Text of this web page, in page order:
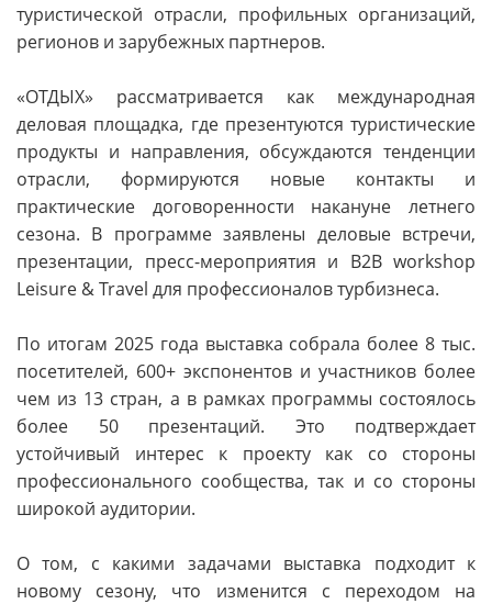
туристической отрасли, профильных организаций,
регионов и зарубежных партнеров.
«ОТДЫХ» рассматривается как международная
деловая площадка, где презентуются туристические
продукты и направления, обсуждаются тенденции
отрасли, формируются новые контакты и
практические договоренности накануне летнего
сезона. В программе заявлены деловые встречи,
презентации, пресс-мероприятия и B2B workshop
Leisure & Travel для профессионалов турбизнеса.
По итогам 2025 года выставка собрала более 8 тыс.
посетителей, 600+ экспонентов и участников более
чем из 13 стран, а в рамках программы состоялось
более 50 презентаций. Это подтверждает
устойчивый интерес к проекту как со стороны
профессионального сообщества, так и со стороны
широкой аудитории.
О том, с какими задачами выставка подходит к
новому сезону, что изменится с переходом на